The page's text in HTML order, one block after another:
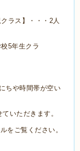
ラス】・・・2人
5年生クラ
ちや時間帯が空い
いただきます。
をご覧ください。